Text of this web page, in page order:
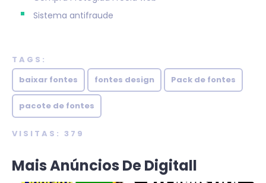
Sistema antifraude
TAGS:
baixar fontes
fontes design Pack de fontes
pacote de fontes
VISITAS: 379
Mais Anúncios De Digitall